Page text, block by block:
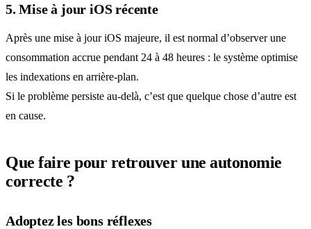
5. Mise à jour iOS récente
Après une mise à jour iOS majeure, il est normal d’observer une
consommation accrue pendant 24 à 48 heures : le système optimise
les indexations en arrière-plan.
Si le problème persiste au-delà, c’est que quelque chose d’autre est
en cause.
Que faire pour retrouver une autonomie
correcte ?
Adoptez les bons réflexes